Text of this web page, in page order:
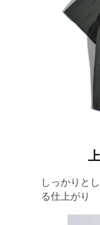
しっかりと
る仕上がり